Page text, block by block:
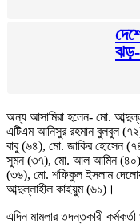
ঝড়-
অন্য আসামিরা হলেন- মো.
এটিএম আনিসুর রহমান বুলবুল
বাবু (৬৪), মো. জাকির হোসেন
সুমন (৩৭), মো. আল আমিন (৪০),
(৩৬), মো. শফিকুল ইসলাম
আব্দুল্লাহীল কাইয়ুম (৬১)।
এদিন মামলার তদন্তকারী